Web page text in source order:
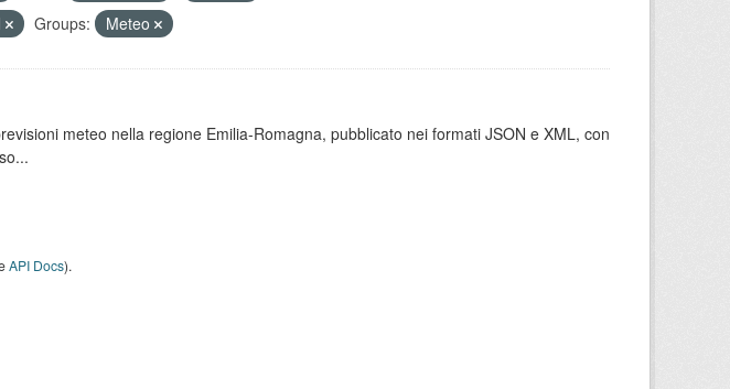
Groups: Meteo
meteo nella regione Emilia-Romagna, pubblicato nei formati JSON e XML, con
API Docs).